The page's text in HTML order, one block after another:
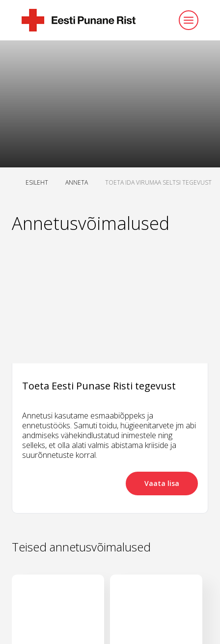
ESILEHT ANNETA TOETA IDA VIRUMAA SELTSI TEGEVUST
Annetusvõimalused
Toeta Eesti Punase Risti tegevust
Annetusi kasutame esmaabiõppeks ja
ennetustööks. Samuti toidu, hügieenitarvete jm abi
andmiseks vähekindlustatud inimestele ning
selleks, et olla alati valmis abistama kriiside ja
suurõnnetuste korral.
Vaata lisa
Teised annetusvõimalused